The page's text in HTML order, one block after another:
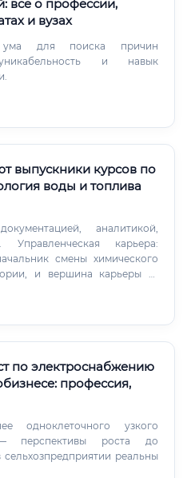
всё о профессии,
и вузах
ума для поиска причин
и навык
выпускники курсов по
воды и топлива
аналитикой,
Управленческая карьера:
смены химического
и вершина карьеры —
по электроснабжению
профессия,
одноклеточного узкого
перспективы роста до
сельхозпредприятии реальны